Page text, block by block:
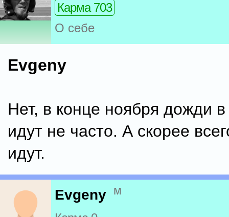
Карма 703
О себе
Evgeny
Нет, в конце ноября дожди в
идут не часто. А скорее
идут.
Evgeny м